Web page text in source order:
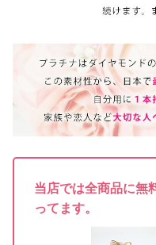
当店では全商品に無
ってます。